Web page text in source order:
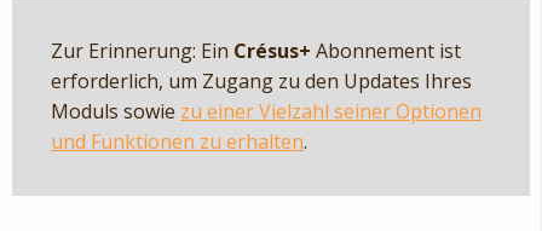
Zur Erinnerung: Ein Crésus+ Abonnement ist
erforderlich, um Zugang zu den Updates Ihres
Moduls sowie zu einer Vielzahl seiner Optionen
und Funktionen zu erhalten.